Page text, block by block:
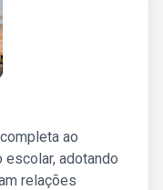
ao
adotando
relações